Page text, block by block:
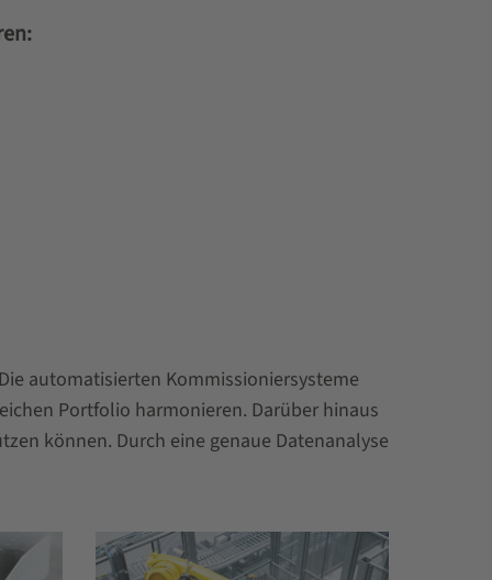
automatisierten Kommissioniersysteme
Portfolio harmonieren. Darüber hinaus
können. Durch eine genaue Datenanalyse